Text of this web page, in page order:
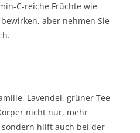
C-reiche Früchte wie
aber nehmen Sie
Lavendel, grüner Tee
nicht nur, mehr
hilft auch bei der